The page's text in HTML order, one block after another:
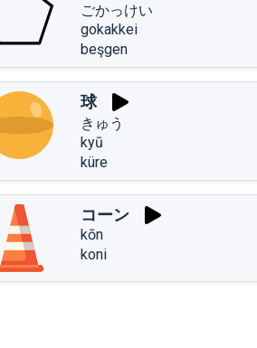
ごかっけい
gokakkei
beşgen
球
きゅう
kyū
küre
コーン
kōn
koni